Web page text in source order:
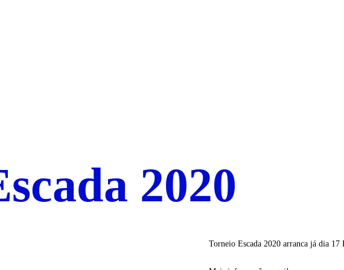
2020
Torneio Escada 2020 arranca já dia 17